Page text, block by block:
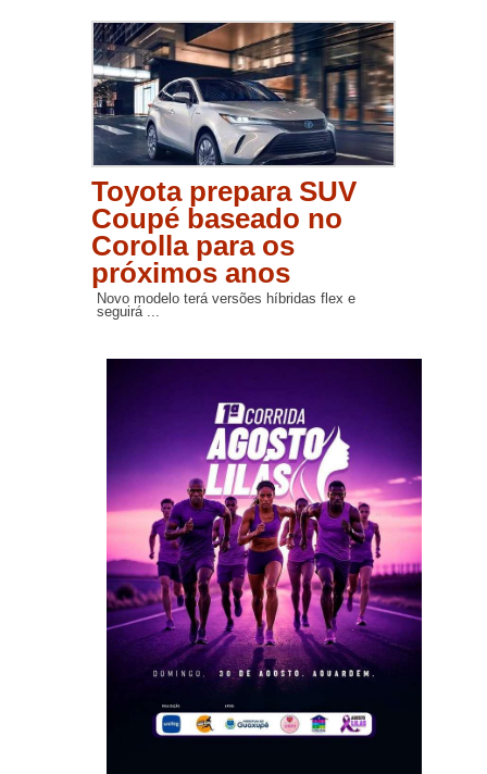
Toyota prepara SUV
Coupé baseado no
Corolla para os
próximos anos
Novo modelo terá versões híbridas flex e
seguirá ...